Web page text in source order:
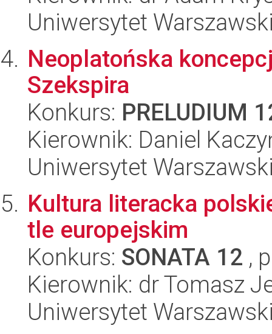
Uniwersytet
Neoplatońska
Szekspira
Konkurs: PRELUDIUM
Kierownik: Daniel
Uniwersytet
Kultura literacka
tle europejskim
Konkurs: SONATA 12 ,
Kierownik: dr Tomasz
Uniwersytet